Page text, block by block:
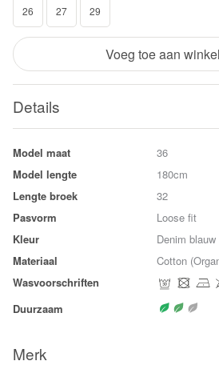
26 27 29
Voeg toe aan
Details
Model maat
36
Model lengte
180cm
Lengte broek
32
Pasvorm
Loose fit
Kleur
Denim blauw
Materiaal
Cotton
Wasvoorschriften
Duurzaam
Merk